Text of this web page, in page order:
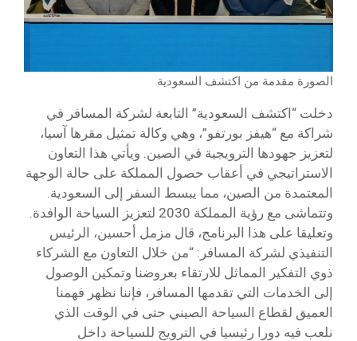
الصورة مقدمة من اكتشف السعودية
دخلت “اكتشف السعودية” التابعة لشركة المسافر في
شراكة مع “هيفز بورتفو”، وهي وكالة تمثيل مقرها آسيا،
لتعزيز جهودها الترويجية في الصين. ويأتي هذا التعاون
الاستراتيجي في أعقاب حصول المملكة على حالة الوجهة
المعتمدة من الصين، مما يبسط السفر إلى السعودية.
وتتماشى مع رؤية المملكة 2030 لتعزيز السياحة الوافدة.
وتعليقا على هذا البرنامج، قال مزمل أحسين، الرئيس
التنفيذي لشركة المسافر: “من خلال التعاون مع الشركاء
ذوي التفكير المماثل للارتقاء بعروضنا وتمكين الوصول
إلى الخدمات التي تقدمها المسافر، فإننا نظهر فهمنا
العميق لقطاع السياحة الصيني حتى في الوقت الذي
نلعب فيه دورا رئيسيا في الترويج للسياحة داخل